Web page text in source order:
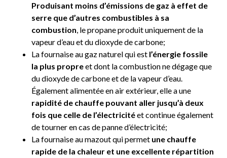
Produisant moins d’émissions de gaz à effet de
serre que d’autres combustibles à sa
combustion, le propane produit uniquement de la
vapeur d’eau et du dioxyde de carbone;
La fournaise au gaz naturel qui est l’énergie fossile
la plus propreet dont la combustion ne dégage que
du dioxyde de carbone et de la vapeur d’eau.
Également alimentée en air extérieur, elle a une
rapidité de chauffe pouvant aller jusqu’à deux
fois que celle de l’électricitéet continue également
de tourner en cas de panne d’électricité;
La fournaise au mazout qui permet une chauffe
rapide de la chaleur et une excellente répartition